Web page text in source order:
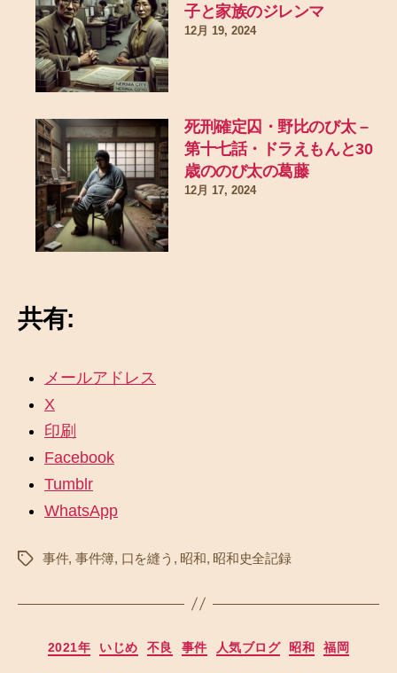
子と家族のジレンマ
12月 19, 2024
死刑確定囚・野比のび太 –
第十七話・ドラえもんと30
歳ののび太の葛藤
12月 17, 2024
共有:
メールアドレス
X
印刷
Facebook
Tumblr
WhatsApp
タ
事件, 事件簿, 口を縫う , 昭和, 昭和史全記録
カ
2021年 いじめ 不良 事件 人気ブログ 昭和 福岡